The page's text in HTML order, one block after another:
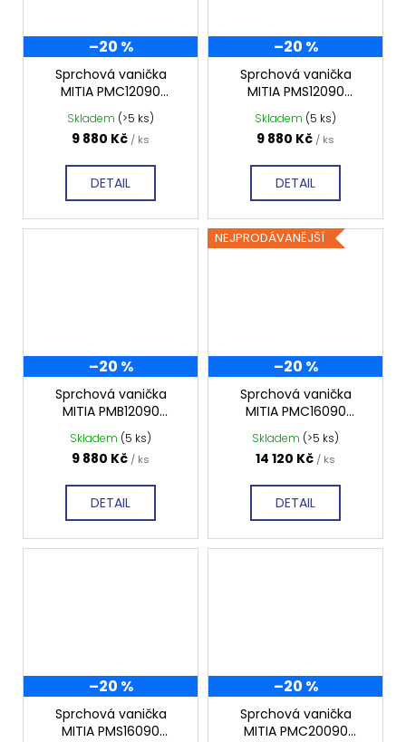
–20 %
Sprchová vanička
MITIA PMC12090
1200x900 mm, černá
profilovaná
Skladem (>5 ks)
9 880 Kč / ks
DETAIL
–20 %
Sprchová vanička
MITIA PMS12090
1200x900 mm, šedá
profilovaná
Skladem (5 ks)
9 880 Kč / ks
DETAIL
–20 %
Sprchová vanička
MITIA PMB12090
1200x900 mm, bílá
profilovaná
Skladem (5 ks)
9 880 Kč / ks
DETAIL
NEJPRODÁVANĚJŠÍ
–20 %
Sprchová vanička
MITIA PMC16090
1600x900 mm, černá
profilovaná
Skladem (>5 ks)
14 120 Kč / ks
DETAIL
–20 %
Sprchová vanička
MITIA PMS16090
–20 %
Sprchová vanička
MITIA PMC20090